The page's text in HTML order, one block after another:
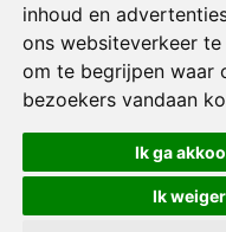
inhoud en
ons websiteverkeer te
om te begrijpen waar
bezoekers vandaan
Ik ga
Ik weiger